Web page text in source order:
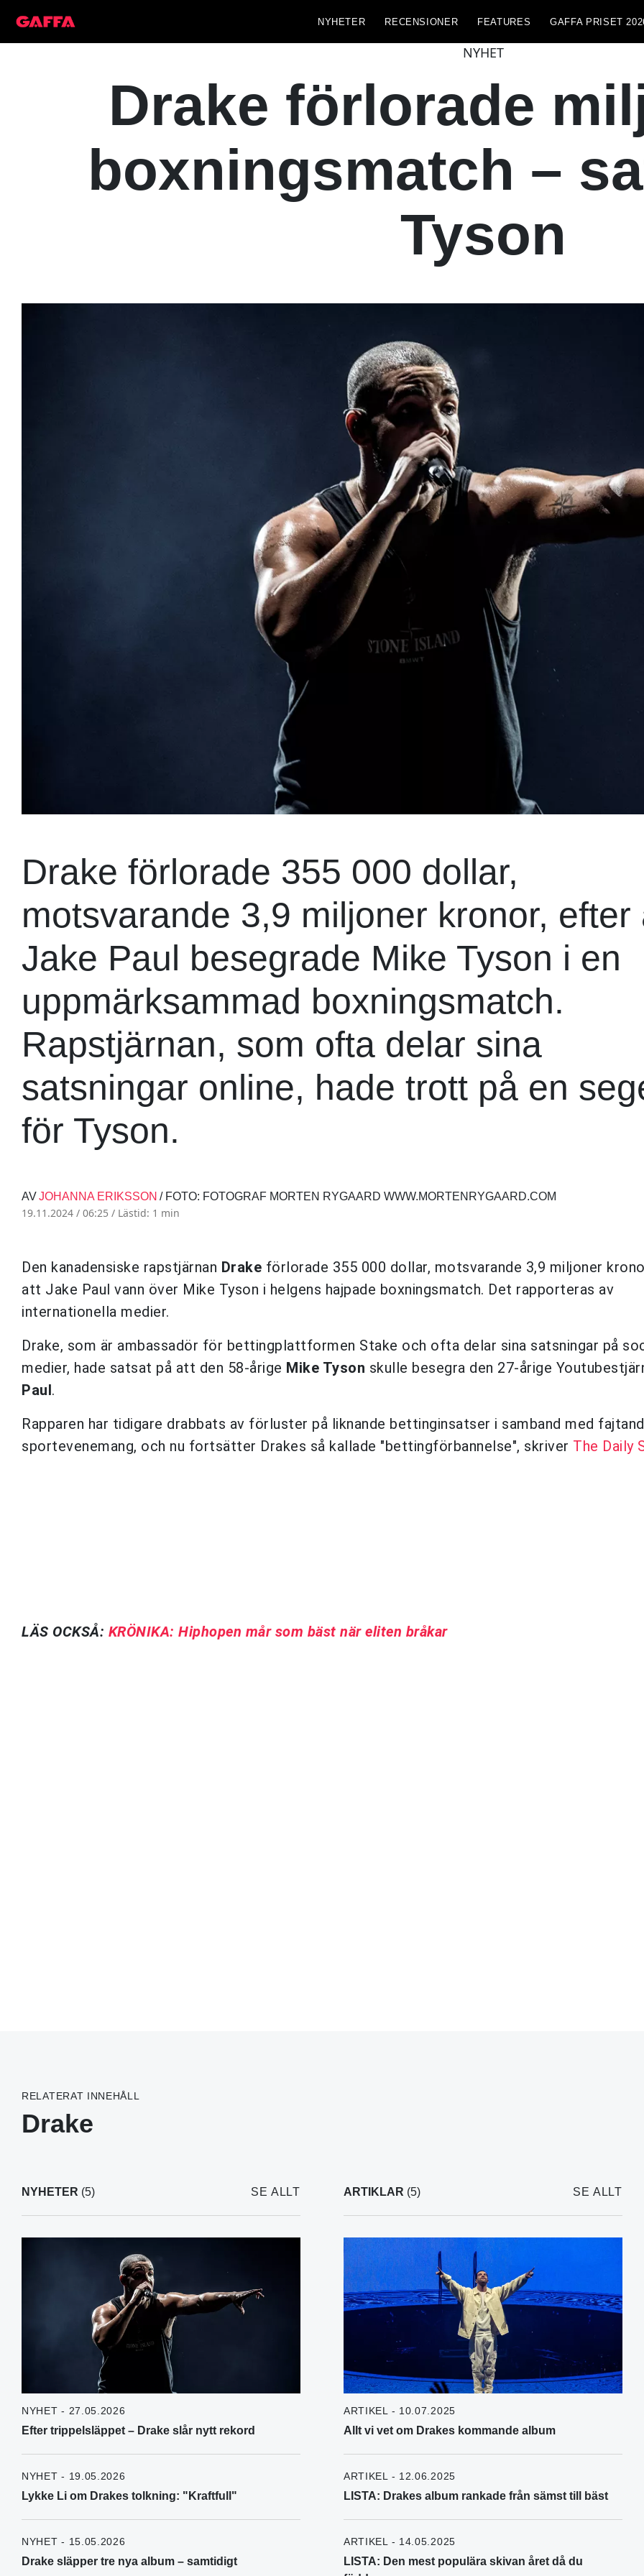
NYHETER RECENSIONER FEATURES GAFFA PRISET
NYHET
Drake förlorade
boxningsmatch –
Tyson
Drake förlorade 355 000 dollar,
motsvarande 3,9 miljoner kronor, efter
Jake Paul besegrade Mike Tyson i en
uppmärksammad boxningsmatch.
Rapstjärnan, som ofta delar sina
satsningar online, hade trott på en
för Tyson.
AVJOHANNA ERIKSSON / FOTO: FOTOGRAF MORTEN RYGAARD WWW.MORTENRYGAARD.COM
19.11.2024 / 06:25 / Lästid: 1 min
Den kanadensiske rapstjärnan Drake förlorade 355 000 dollar, motsvarande 3,9 miljoner
att Jake Paul vann över Mike Tyson i helgens hajpade boxningsmatch. Det rapporteras av
internationella medier.
Drake, som är ambassadör för bettingplattformen Stake och ofta delar sina satsningar på
medier, hade satsat på att den 58-årige Mike Tyson skulle besegra den 27-årige
Paul.
Rapparen har tidigare drabbats av förluster på liknande bettinginsatser i samband med
sportevenemang, och nu fortsätter Drakes så kallade "bettingförbannelse", skriver The Daily
LÄS OCKSÅ: KRÖNIKA: Hiphopen mår som bäst när eliten bråkar
RELATERAT INNEHÅLL
Drake
NYHETER (5) SE ALLT
NYHET - 27.05.2026
Efter trippelsläppet – Drake slår nytt rekord
NYHET - 19.05.2026
Lykke Li om Drakes tolkning: "Kraftfull"
NYHET - 15.05.2026
Drake släpper tre nya album – samtidigt
ARTIKLAR (5) SE ALLT
ARTIKEL - 10.07.2025
Allt vi vet om Drakes kommande album
ARTIKEL - 12.06.2025
LISTA: Drakes album rankade från sämst till bäst
ARTIKEL - 14.05.2025
LISTA: Den mest populära skivan året då du